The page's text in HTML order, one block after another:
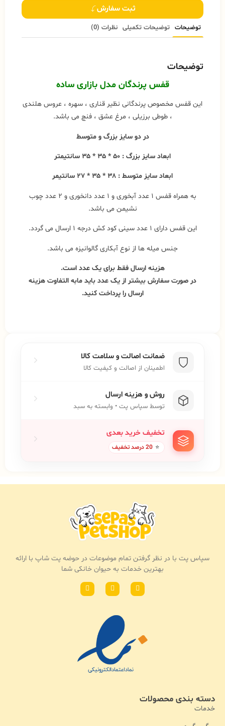
ثبت سفارش
توضیحات توضیحات تکمیلی نظرات (0)
توضیحات
قفس پرندگان مدل بازاری ساده
این قفس مخصوص پرندگانی نظیر قناری ، سهره ، عروس هلندی
، طوطی برزیلی ، مرغ عشق ، فنچ می باشد.
در دو سایز بزرگ و متوسط
ابعاد سایز بزرگ : ۵۰ * ۳۵ * ۳۵ سانتیمتر
ابعاد سایز متوسط : ۳۸ * ۳۵ * ۲۷ سانتیمر
به همراه قفس ۱ عدد آبخوری و ۱ عدد دانخوری و ۲ عدد چوب
نشیمن می باشد.
این قفس دارای ۱ عدد سینی کود کش درجه ۱ ارسال می گردد.
جنس میله ها از نوع آبکاری گالوانیزه می باشد.
هزینه ارسال فقط برای یک عدد است.
در صورت سفارش بیشتر از یک عدد باید مابه التفاوت هزینه
ارسال را پرداخت کنید.
ضمانت اصالت و سلامت کالا
اطمینان از اصالت و کیفیت کالا
روش و هزینه ارسال
توسط سپاس پت • وابسته به سبد
تخفیف خرید بعدی
⭐ 20 درصد تخفیف
دسته بندی محصولات
خدمات
سپاس پت با در نظر گرفتن تمام موضوعات در حوضه پت شاپ با ارائه
بهترین خدمات به حیوان خانکی شما